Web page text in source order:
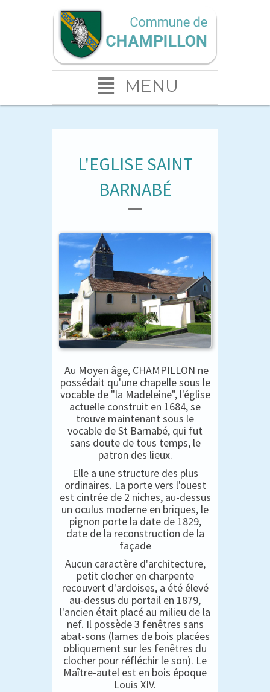
MENU
L'EGLISE SAINT
BARNABÉ
Au Moyen âge, CHAMPILLON ne
possédait qu'une chapelle sous le
vocable de "la Madeleine", l'église
actuelle construit en 1684, se
trouve maintenant sous le
vocable de St Barnabé, qui fut
sans doute de tous temps, le
patron des lieux.
Elle a une structure des plus
ordinaires. La porte vers l'ouest
est cintrée de 2 niches, au-dessus
un oculus moderne en briques, le
pignon porte la date de 1829,
date de la reconstruction de la
façade
Aucun caractère d'architecture,
petit clocher en charpente
recouvert d'ardoises, a été élevé
au-dessus du portail en 1879,
l'ancien était placé au milieu de la
nef. Il possède 3 fenêtres sans
abat-sons (lames de bois placées
obliquement sur les fenêtres du
clocher pour réfléchir le son). Le
Maître-autel est en bois époque
Louis XIV.